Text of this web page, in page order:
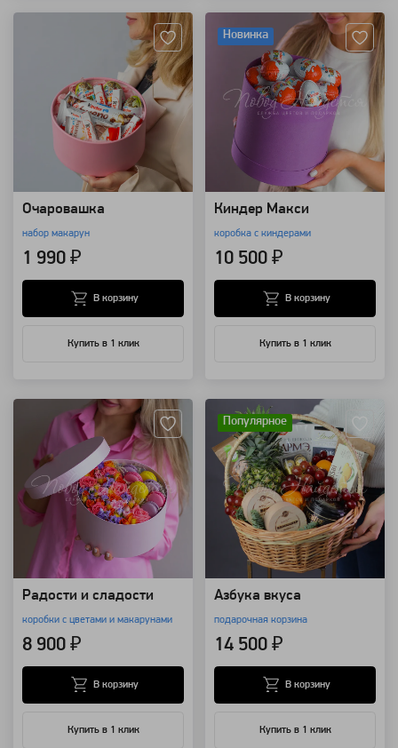
Очаровашка
набор макарун
1 990 ₽
Купить в 1 клик
В корзину
Новинка
Киндер Макси
коробка с киндерами
10 500 ₽
Купить в 1 клик
В корзину
Радости и сладости
коробки с цветами и макарунами
8 900 ₽
Купить в 1 клик
В корзину
Популярное
Азбука вкуса
подарочная корзина
14 500 ₽
Купить в 1 клик
В корзину